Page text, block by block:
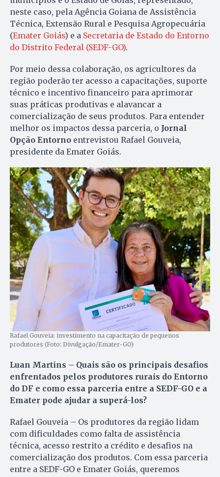
neste caso, pela Agência Goiana de Assistência
Técnica, Extensão Rural e Pesquisa Agropecuária
(Emater Goiás) e a Secretaria de Estado do Entorno
do Distrito Federal (SEDF-GO).
Por meio dessa colaboração, os agricultores da
região poderão ter acesso a capacitações, suporte
técnico e incentivo financeiro para aprimorar
suas práticas produtivas e alavancar a
comercialização de seus produtos. Para entender
melhor os impactos dessa parceria, o Jornal
Opção Entorno entrevistou Rafael Gouveia,
presidente da Emater Goiás.
Rafael Gouveia: investimento na capacitação de pequenos
produtores (Foto: Divulgação/Emater-GO)
Luan Martins – Quais são os principais desafios
enfrentados pelos produtores rurais do Entorno
do DF e como essa parceria entre a SEDF-GO e a
Emater pode ajudar a superá-los?
Rafael Gouveia – Os produtores da região lidam
com dificuldades como falta de assistência
técnica, acesso restrito a crédito e desafios na
comercialização dos produtos. Com essa parceria
entre a SEDF-GO e Emater Goiás, queremos